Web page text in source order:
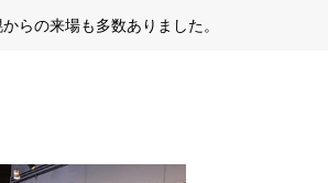
らの来場も多数ありました。